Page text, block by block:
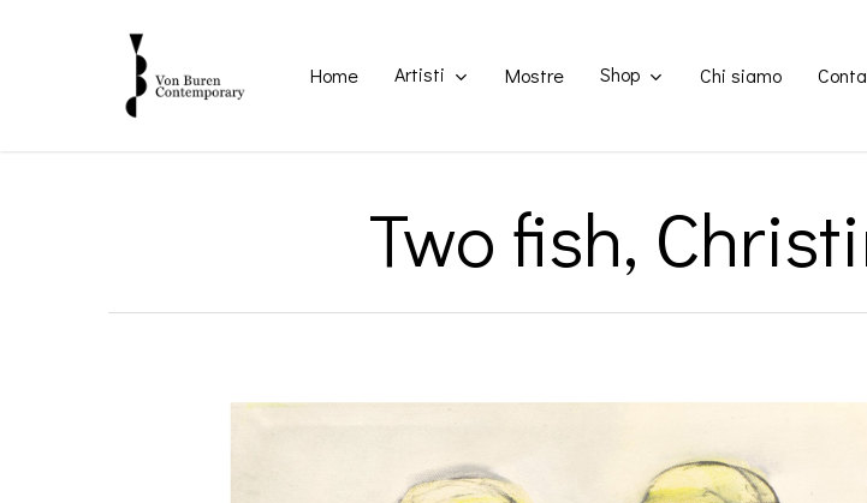
Home Artisti Mostre Shop Chi siamo
Two fish,